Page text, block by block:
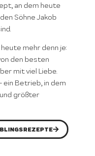
an dem heute
Söhne Jakob
mehr denn je:
den besten
mit viel Liebe.
ein Betrieb, in dem
größter